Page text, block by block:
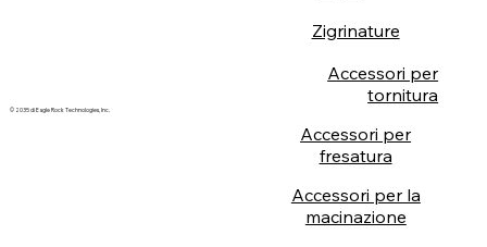
© 2035 di Eagle Rock Technologies, Inc.
Zigrinature
Accessori per
tornitura
Accessori per
fresatura
Accessori per la
macinazione